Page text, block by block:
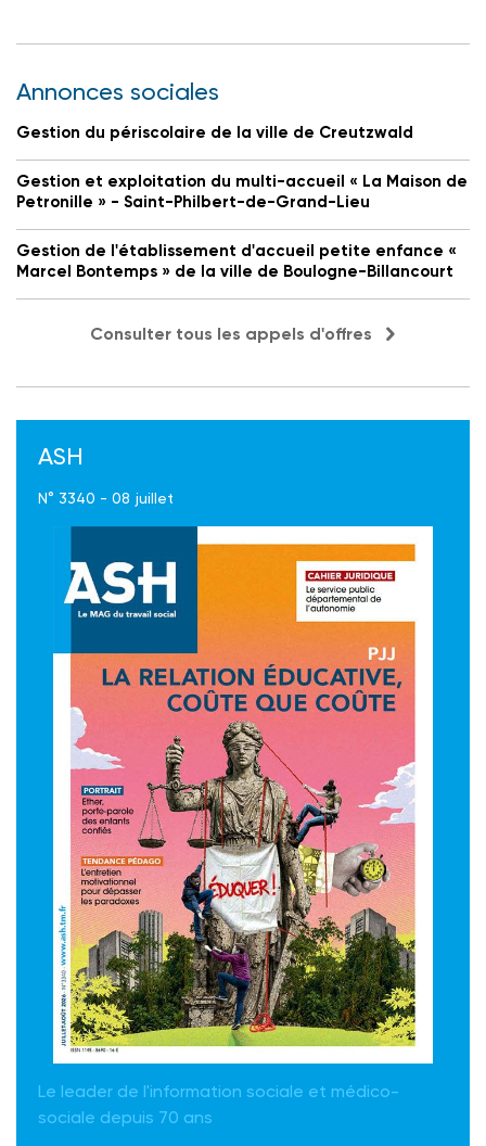
Annonces sociales
Gestion du périscolaire de la ville de Creutzwald
Gestion et exploitation du multi-accueil « La Maison de
Petronille » - Saint-Philbert-de-Grand-Lieu
Gestion de l'établissement d'accueil petite enfance «
Marcel Bontemps » de la ville de Boulogne-Billancourt
Consulter tous les appels d'offres
ASH
N° 3340 - 08 juillet
Le leader de l'information sociale et médico-
sociale depuis 70 ans